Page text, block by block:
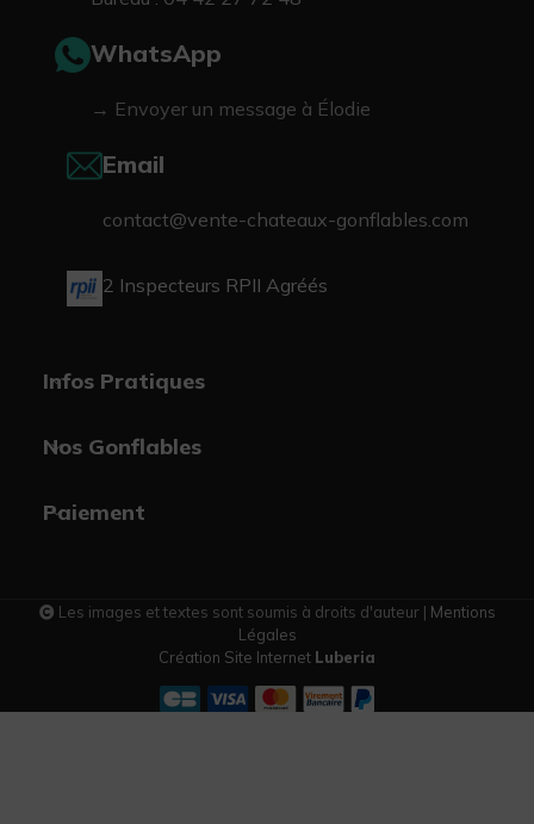
WhatsApp
→ Envoyer un message à Élodie
Email
contact@vente-chateaux-gonflables.com
2 Inspecteurs RPII Agréés
Infos Pratiques
Nos Gonflables
Paiement
Les images et textes sont soumis à droits d'auteur | Mentions
Légales
Création Site Internet Luberia